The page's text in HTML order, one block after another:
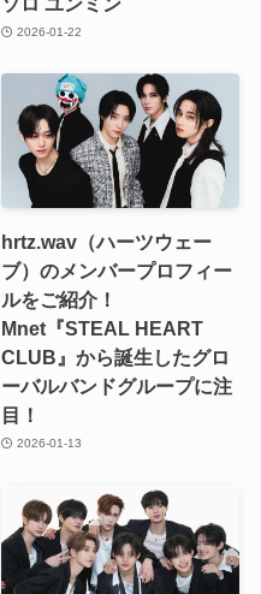
2026-01-22
hrtz.wav（ハーツウェー
ブ）のメンバープロフィー
ルをご紹介！
Mnet『STEAL HEART
CLUB』から誕生したグロ
ーバルバンドグループに注
目！
2026-01-13